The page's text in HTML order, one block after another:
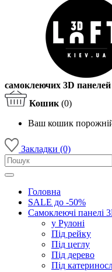
самоклеючих 3D
Кошик (0)
Ваш кошик
Закладки (0)
Головна
SALE до -50%
Самоклеючі панелі
у Рулоні
Під рейку
Під цеглу
Під дерево
Під